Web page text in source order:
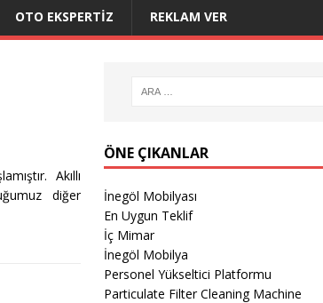
OTO EKSPERTIZ REKLAM VER
Akıllı
diğer
ÖNE ÇIKANLAR
İnegöl Mobilyası
En Uygun Teklif
İç Mimar
İnegöl Mobilya
Personel Yükseltici Platformu
Particulate Filter Cleaning Machine